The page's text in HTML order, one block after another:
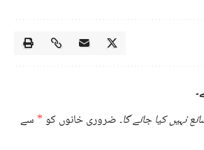
نہیں کیا جائے گا۔ضروری خانوں کو* سے